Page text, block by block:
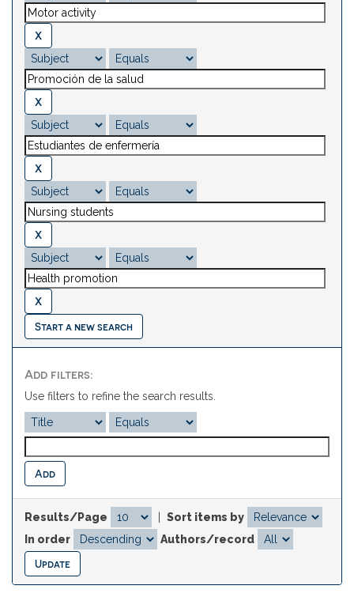
Start a new search
Add filters:
Use filters to refine the search results.
Results/Page
Sort items by
In order
Authors/record